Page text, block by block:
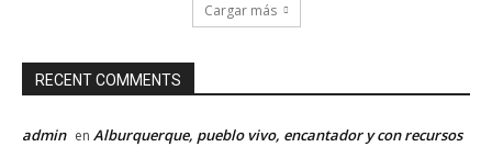
Cargar más
RECENT COMMENTS
admin en Alburquerque, pueblo vivo, encantador y con recursos